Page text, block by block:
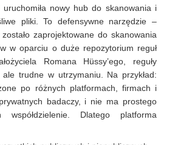
tropienia
szkodliwych
plików
przy
reguł
YARA
uruchomiła nowy hub do skanowania i
pliki. To defensywne narzędzie –
zostało zaprojektowane do skanowania
w oparciu o duże repozytorium reguł
Romana Hüssy’ego, reguły
trudne w utrzymaniu. Na przykład:
po różnych platformach, firmach i
badaczy, i nie ma prostego
Dlatego platforma